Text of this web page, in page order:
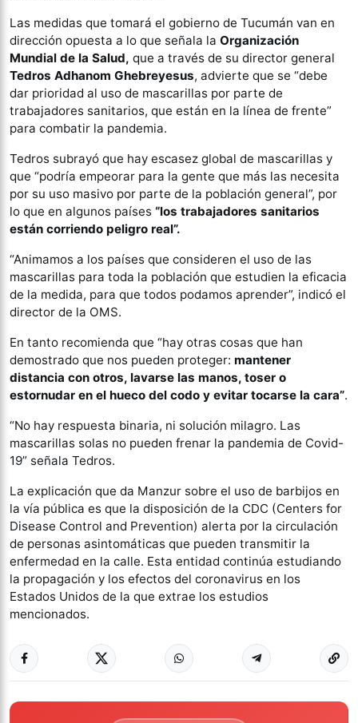
Las medidas que tomará el gobierno de Tucumán van en
dirección opuesta a lo que señala la Organización
Mundial de la Salud, que a través de su director general
Tedros Adhanom Ghebreyesus, advierte que se “debe
dar prioridad al uso de mascarillas por parte de
trabajadores sanitarios, que están en la línea de frente”
para combatir la pandemia.
Tedros subrayó que hay escasez global de mascarillas y
que “podría empeorar para la gente que más las necesita
por su uso masivo por parte de la población general”, por
lo que en algunos países “los trabajadores sanitarios
están corriendo peligro real”.
“Animamos a los países que consideren el uso de las
mascarillas para toda la población que estudien la eficacia
de la medida, para que todos podamos aprender”, indicó el
director de la OMS.
En tanto recomienda que “hay otras cosas que han
demostrado que nos pueden proteger: mantener
distancia con otros, lavarse las manos, toser o
estornudar en el hueco del codo y evitar tocarse la cara”.
“No hay respuesta binaria, ni solución milagro. Las
mascarillas solas no pueden frenar la pandemia de Covid-
19” señala Tedros.
La explicación que da Manzur sobre el uso de barbijos en
la vía pública es que la disposición de la CDC (Centers for
Disease Control and Prevention) alerta por la circulación
de personas asintomáticas que pueden transmitir la
enfermedad en la calle. Esta entidad continúa estudiando
la propagación y los efectos del coronavirus en los
Estados Unidos de la que extrae los estudios
mencionados.